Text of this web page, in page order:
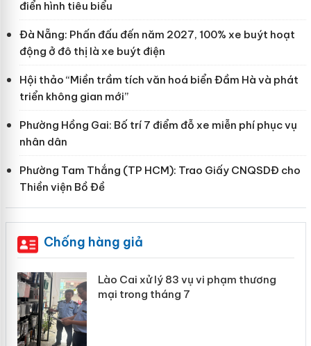
điển hình tiêu biểu
Đà Nẵng: Phấn đấu đến năm 2027, 100% xe buýt hoạt
động ở đô thị là xe buýt điện
Hội thảo “Miền trầm tích văn hoá biển Đầm Hà và phát
triển không gian mới”
Phường Hồng Gai: Bố trí 7 điểm đỗ xe miễn phí phục vụ
nhân dân
Phường Tam Thắng (TP HCM): Trao Giấy CNQSDĐ cho
Thiền viện Bồ Đề
Chống hàng giả
Lào Cai xử lý 83 vụ vi phạm thương
mại trong tháng 7